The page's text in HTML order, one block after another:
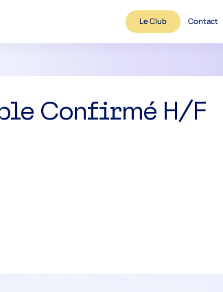
Le Club Contact
Confirmé H/F